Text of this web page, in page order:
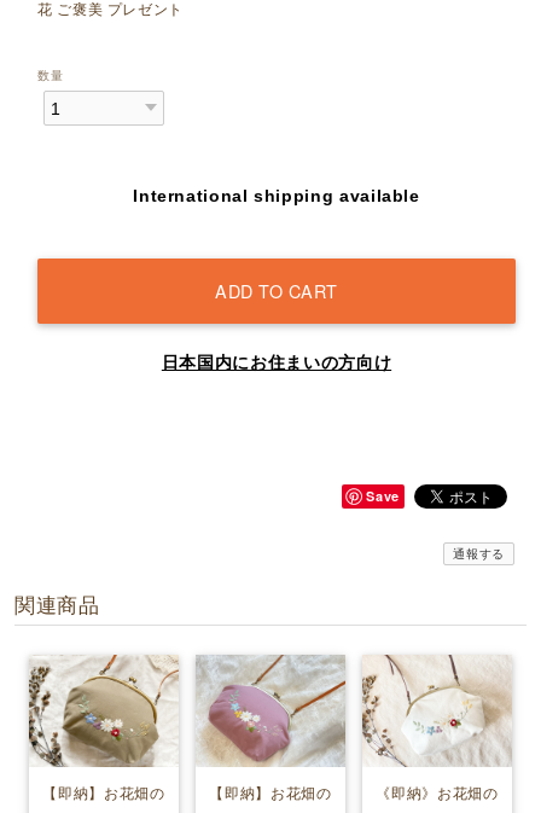
花 ご褒美 プレゼント
数量
International shipping available
ADD TO CART
日本国内にお住まいの方向け
Save
通報する
関連商品
【即納】お花畑の
【即納】お花畑の
《即納》お花畑の